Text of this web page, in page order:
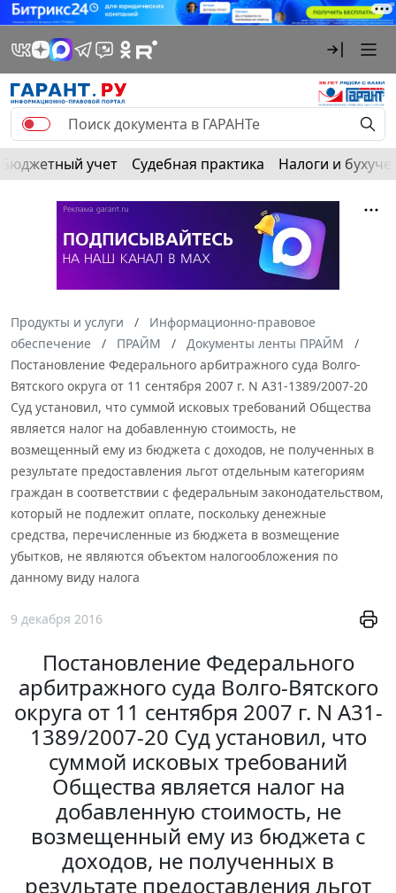
Бюджетный учет Судебная практика Налоги и
Продукты и услуги
Информационно-правовое
обеспечение
ПРАЙМ
Документы ленты ПРАЙМ
Постановление Федерального арбитражного суда Волго-
Вятского округа от 11 сентября 2007 г. N А31-1389/2007-20
Суд установил, что суммой исковых требований Общества
является налог на добавленную стоимость, не
возмещенный ему из бюджета с доходов, не полученных в
результате предоставления льгот отдельным категориям
граждан в соответствии с федеральным законодательством,
который не подлежит оплате, поскольку денежные
средства, перечисленные из бюджета в возмещение
убытков, не являются объектом налогообложения по
данному виду налога
9 декабря 2016
Постановление Федерального
арбитражного суда Волго-Вятского
округа от 11 сентября 2007 г. N А31-
1389/2007-20 Суд установил, что
суммой исковых требований
Общества является налог на
добавленную стоимость, не
возмещенный ему из бюджета с
доходов, не полученных в
результате предоставления льгот